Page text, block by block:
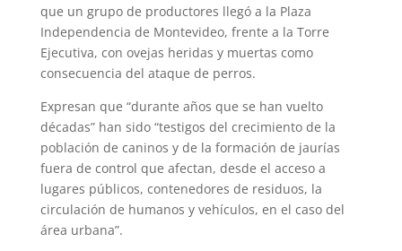
que un grupo de productores llegó a la Plaza
Independencia de Montevideo, frente a la Torre
Ejecutiva, con ovejas heridas y muertas como
consecuencia del ataque de perros.
Expresan que “durante años que se han vuelto
décadas” han sido “testigos del crecimiento de la
población de caninos y de la formación de jaurías
fuera de control que afectan, desde el acceso a
lugares públicos, contenedores de residuos, la
circulación de humanos y vehículos, en el caso del
área urbana”.